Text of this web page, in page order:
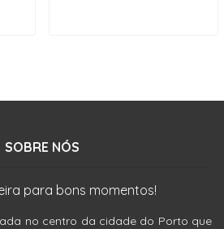
SOBRE NÓS
para bons momentos!
no centro da cidade do Porto que